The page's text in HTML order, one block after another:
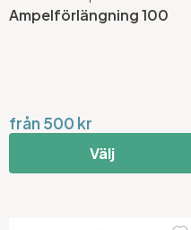
Ampelförlängning 100
från 500 kr
Välj